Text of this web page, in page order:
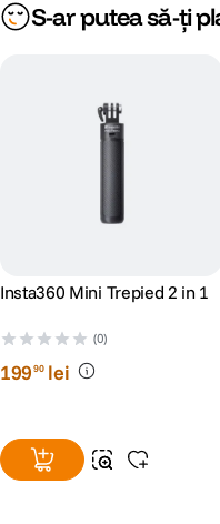
S-ar putea să-ți
Insta360 Mini Trepied 2 in 1
(0)
19990 lei